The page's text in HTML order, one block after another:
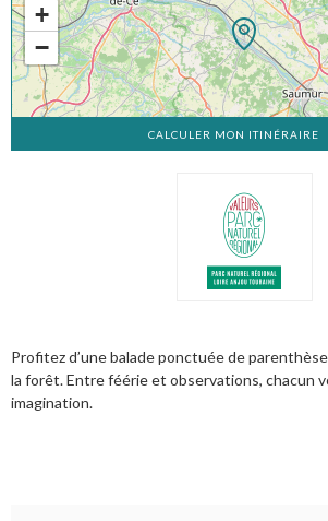
Profitez d’une balade ponctuée de
la forêt. Entre féérie et observations, chacun
imagination.
+
−
CALCULER MON ITINÉRAIRE